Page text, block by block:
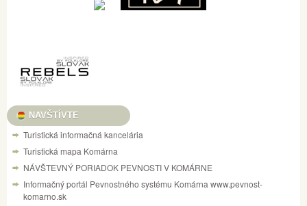
NAVŠTÍVTE
Turistická informačná kancelária
Turistická mapa Komárna
NÁVŠTEVNÝ PORIADOK PEVNOSTI V KOMÁRNE
Informačný portál Pevnostného systému Komárna www.pevnost-
komarno.sk